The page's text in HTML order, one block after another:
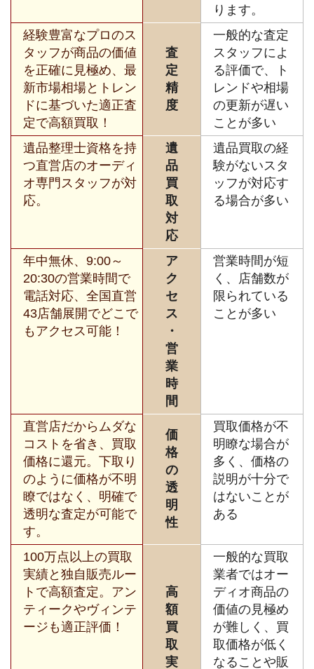
ります。
経験豊富なプロのス
タッフが商品の価値
を正確に見極め、最
新市場相場とトレン
ドに基づいた適正査
定で高額買取！
査
定
精
度
一般的な査定
スタッフによ
る評価で、ト
レンドや相場
の更新が遅い
ことが多い
遺品整理士資格を持
つ直営店のオーディ
オ専門スタッフが対
応。
遺
品
買
取
対
応
遺品買取の経
験がないスタ
ッフが対応す
る場合が多い
年中無休、9:00～
20:30の営業時間で
電話対応、全国直営
43店舗展開でどこで
もアクセス可能！
ア
ク
セ
ス
・
営
業
時
間
営業時間が短
く、店舗数が
限られている
ことが多い
直営店だからムダな
コストを省き、買取
価格に還元。下取り
のように価格が不明
瞭ではなく、明確で
透明な査定が可能で
す。
価
格
の
透
明
性
買取価格が不
明瞭な場合が
多く、価格の
説明が十分で
はないことが
ある
100万点以上の買取
実績と独自販売ルー
トで高額査定。アン
ティークやヴィンテ
ージも適正評価！
高
額
買
取
実
一般的な買取
業者ではオー
ディオ商品の
価値の見極め
が難しく、買
取価格が低く
なることや販